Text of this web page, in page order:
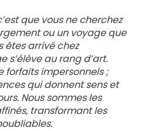
que vous ne cherchez
ou un voyage que
êtes arrivé chez
s’élève au rang d’art.
forfaits impersonnels ;
qui donnent sens et
Nous sommes les
transformant les